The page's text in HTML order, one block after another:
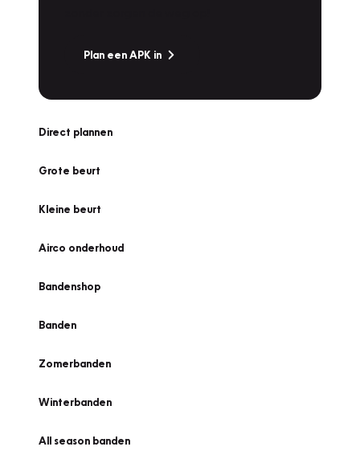
Plan een APK in
Direct plannen
Grote beurt
Kleine beurt
Airco onderhoud
Bandenshop
Banden
Zomerbanden
Winterbanden
All season banden